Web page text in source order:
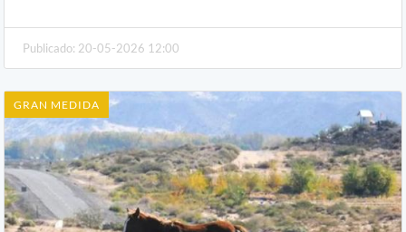
Publicado: 20-05-2026 12:00
GRAN MEDIDA